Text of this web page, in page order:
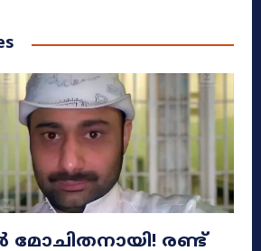
മോചിതനായി! രണ്ട്